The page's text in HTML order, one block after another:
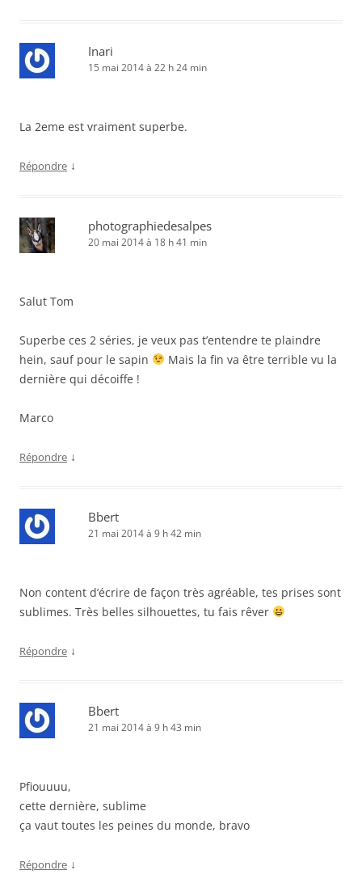
Inari
15 mai 2014 à 22 h 24 min
La 2eme est vraiment superbe.
Répondre ↓
photographiedesalpes
20 mai 2014 à 18 h 41 min
Salut Tom
Superbe ces 2 séries, je veux pas t’entendre te plaindre
hein, sauf pour le sapin
Mais la fin va être terrible vu la
dernière qui décoiffe !
Marco
Répondre ↓
Bbert
21 mai 2014 à 9 h 42 min
Non content d’écrire de façon très agréable, tes prises sont
sublimes. Très belles silhouettes, tu fais rêver
Répondre ↓
Bbert
21 mai 2014 à 9 h 43 min
Pfiouuuu,
cette dernière, sublime
ça vaut toutes les peines du monde, bravo
Répondre ↓